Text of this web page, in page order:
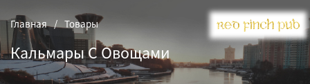
Главная Товары
Кальмары С Овощами